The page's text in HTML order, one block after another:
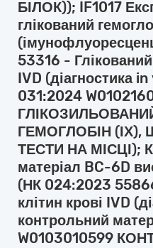
БІЛОК)); IF1017
глікований
53316 -
IVD (діагностика
031:2024
ГЕМОГЛОБІН (ІХ),
ТЕСТИ НА МІСЦІ);
матеріал BC-6D
(НК 024:2023
клітин крові IVD
контрольний
W0103010599